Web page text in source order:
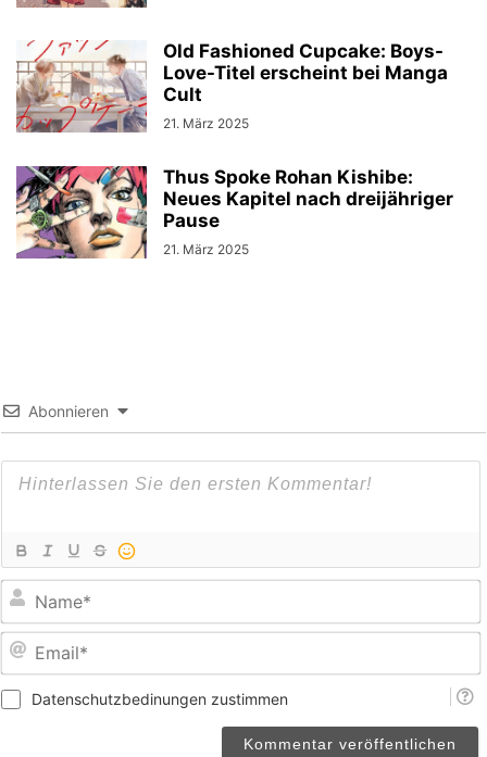
Old Fashioned Cupcake: Boys-
Love-Titel erscheint bei Manga
Cult
21. März 2025
Thus Spoke Rohan Kishibe:
Neues Kapitel nach dreijähriger
Pause
21. März 2025
Abonnieren
Datenschutzbedinungen zustimmen